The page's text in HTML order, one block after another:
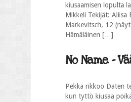
kiusaamisen lopulta
Mikkeli Tekijät: Aliisa
Markevitsch, 12
Hämäläinen […]
No Name -
Pekka rikkoo Daten
kun tyttö kiusaa